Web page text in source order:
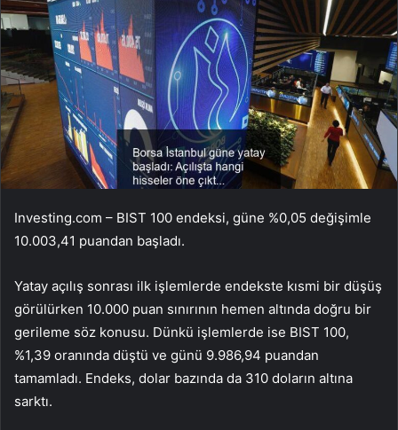
Investing.com – BIST 100 endeksi, güne %0,05 değişimle
10.003,41 puandan başladı.
Yatay açılış sonrası ilk işlemlerde endekste kısmi bir düşüş
görülürken 10.000 puan sınırının hemen altında doğru bir
gerileme söz konusu. Dünkü işlemlerde ise BIST 100,
%1,39 oranında düştü ve günü 9.986,94 puandan
tamamladı. Endeks, dolar bazında da 310 doların altına
sarktı.